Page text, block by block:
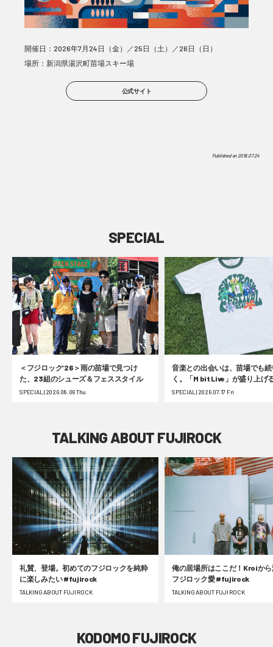
開催日：2026年7月24日（金）／25日（土）／26日（日）
場所：新潟県湯沢町苗場スキー場
公式サイト
Published on 2018.07.24
SPECIAL
＜フジロック’26＞雨の苗場で見つけ
た、23組のシューズ＆フェススタイル
SPECIAL | 2026.08.06 Thu
音楽との出会いは、苗場でも
く。「M bit Live」が盛り上げ
ク’26！ #fujirock
SPECIAL | 2026.07.17 Fri
TALKING ABOUT FUJIROCK
礼賛、登場。初めてのフジロックを純粋
に楽しみたい #fujirock
TALKING ABOUT FUJI ROCK
俺の居場所はここだ！Kroiか
フジロック愛 #fujirock
TALKING ABOUT FUJI ROCK
KODOMO FUJIROCK